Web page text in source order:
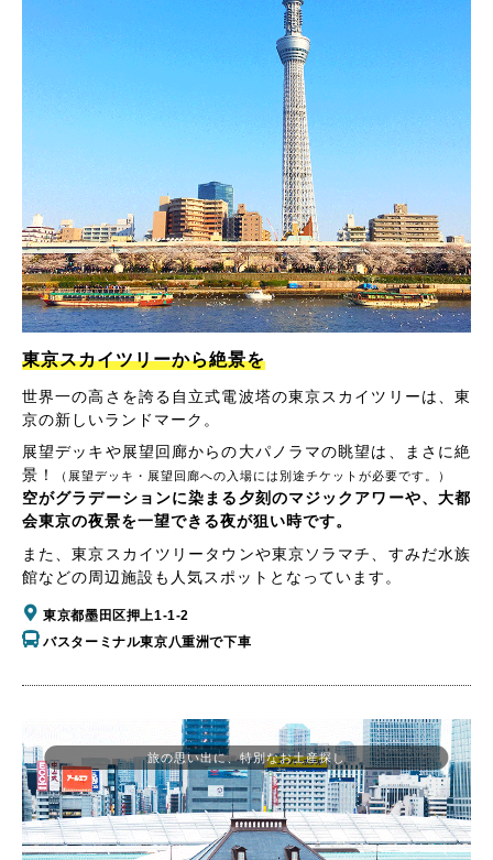
東京スカイツリーから絶景を
世界一の高さを誇る自立式電波塔の東京スカイツリーは、東
京の新しいランドマーク。
展望デッキや展望回廊からの大パノラマの眺望は、まさに絶
景！
（展望デッキ・展望回廊への入場には別途チケットが必要です。）
空がグラデーションに染まる夕刻のマジックアワーや、大都
会東京の夜景を一望できる夜が狙い時です。
また、東京スカイツリータウンや東京ソラマチ、すみだ水族
館などの周辺施設も人気スポットとなっています。
東京都墨田区押上1-1-2
バスターミナル東京八重洲で下車
旅の思い出に、特別なお土産探し